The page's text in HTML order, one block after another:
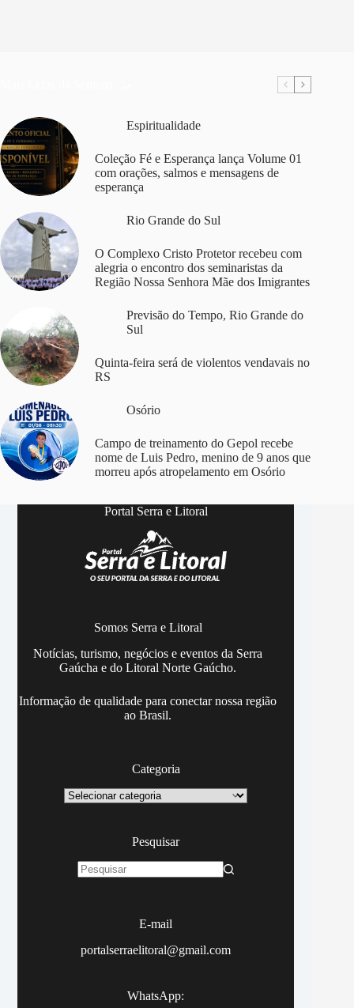
Espiritualidade
Coleção Fé e Esperança lança Volume 01
com orações, salmos e mensagens de
esperança
Rio Grande do Sul
O Complexo Cristo Protetor recebeu com
alegria o encontro dos seminaristas da
Região Nossa Senhora Mãe dos Imigrantes
Previsão do Tempo, Rio Grande do
Sul
Quinta-feira será de violentos vendavais no
RS
Osório
Campo de treinamento do Gepol recebe
nome de Luis Pedro, menino de 9 anos que
morreu após atropelamento em Osório
Portal Serra e Litoral
Somos Serra e Litoral
Notícias, turismo, negócios e eventos da Serra
Gaúcha e do Litoral Norte Gaúcho.
Informação de qualidade para conectar nossa região
ao Brasil.
Categoria
Categoria
Pesquisar
E-mail
portalserraelitoral@gmail.com
WhatsApp: